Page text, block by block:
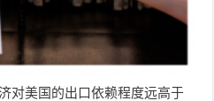
对美国的出口依赖程度远高于